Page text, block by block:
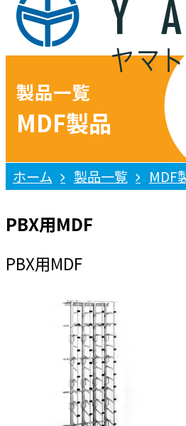
製品一覧
MDF製品
ホーム 製品一覧 MDF
PBX用MDF
PBX用MDF